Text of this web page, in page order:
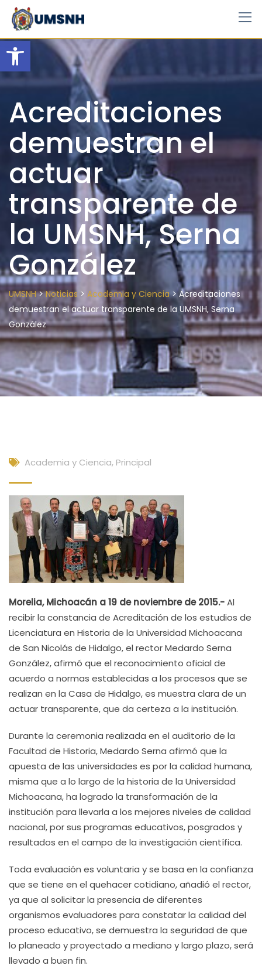
Open toolbar
Skip
content
Acreditaciones
demuestran el
actuar
transparente de
la UMSNH, Serna
González
UMSNH>Noticias > Academia y Ciencia>Acreditaciones
demuestran el actuar transparente de la UMSNH, Serna
González
Academia y Ciencia, Principal
Morelia, Michoacán a 19 de noviembre de 2015.-Al
recibir la constancia de Acreditación de los estudios de
Licenciatura en Historia de la Universidad Michoacana
de San Nicolás de Hidalgo, el rector Medardo Serna
González, afirmó que el reconocimiento oficial de
acuerdo a normas establecidas a los procesos que se
realizan en la Casa de Hidalgo, es muestra clara de un
actuar transparente, que da certeza a la institución.
Durante la ceremonia realizada en el auditorio de la
Facultad de Historia, Medardo Serna afirmó que la
apuesta de las universidades es por la calidad humana,
misma que a lo largo de la historia de la Universidad
Michoacana, ha logrado la transformación de la
institución para llevarla a los mejores niveles de calidad
nacional, por sus programas educativos, posgrados y
resultados en el campo de la investigación científica.
Toda evaluación es voluntaria y se basa en la confianza
que se tiene en el quehacer cotidiano, añadió el rector,
ya que al solicitar la presencia de diferentes
organismos evaluadores para constatar la calidad del
proceso educativo, se demuestra la seguridad de que
lo planeado y proyectado a mediano y largo plazo, será
llevado a buen fin.